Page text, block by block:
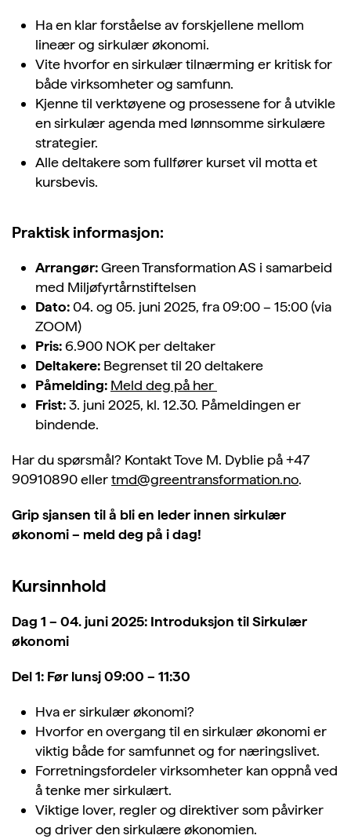
Ha en klar forståelse av forskjellene mellom
lineær og sirkulær økonomi.
Vite hvorfor en sirkulær tilnærming er kritisk for
både virksomheter og samfunn.
Kjenne til verktøyene og prosessene for å utvikle
en sirkulær agenda med lønnsomme sirkulære
strategier.
Alle deltakere som fullfører kurset vil motta et
kursbevis.
Praktisk informasjon:
Arrangør:Green Transformation AS i samarbeid
med Miljøfyrtårnstiftelsen
Dato:04. og 05. juni 2025, fra 09:00 – 15:00 (via
ZOOM)
Pris:6.900 NOK per deltaker
Deltakere: Begrenset til 20 deltakere
Påmelding: Meld deg på her
Frist:3. juni 2025, kl. 12.30. Påmeldingen er
bindende.
Har du spørsmål? Kontakt Tove M. Dyblie på +47
90910890 ellertmd@greentransformation.no.
Grip sjansen til å bli en leder innen sirkulær
økonomi – meld deg på i dag!
Kursinnhold
Dag 1 – 04. juni 2025: Introduksjon til Sirkulær
økonomi
Del 1: Før lunsj 09:00 – 11:30
Hva er sirkulær økonomi?
Hvorfor en overgang til en sirkulær økonomi er
viktig både for samfunnet og for næringslivet.
Forretningsfordeler virksomheter kan oppnå ved
å tenke mer sirkulært.
Viktige lover, regler og direktiver som påvirker
og driver den sirkulære økonomien.